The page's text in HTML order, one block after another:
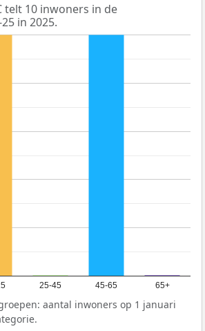
telt 10 inwoners in de
in 2025.
25-45 45-65 65+
aantal inwoners op 1 januari